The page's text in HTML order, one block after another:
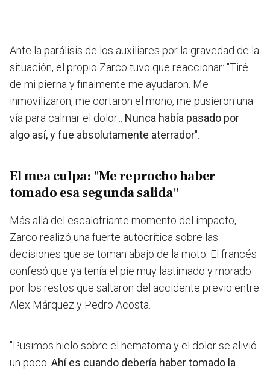
Ante la parálisis de los auxiliares por la gravedad de la
situación, el propio Zarco tuvo que reaccionar: "Tiré
de mi pierna y finalmente me ayudaron. Me
inmovilizaron, me cortaron el mono, me pusieron una
vía para calmar el dolor... Nunca había pasado por
algo así, y fue absolutamente aterrador".
El mea culpa: "Me reprocho haber
tomado esa segunda salida"
Más allá del escalofriante momento del impacto,
Zarco realizó una fuerte autocrítica sobre las
decisiones que se toman abajo de la moto. El francés
confesó que ya tenía el pie muy lastimado y morado
por los restos que saltaron del accidente previo entre
Alex Márquez y Pedro Acosta.
"Pusimos hielo sobre el hematoma y el dolor se alivió
un poco. Ahí es cuando debería haber tomado la